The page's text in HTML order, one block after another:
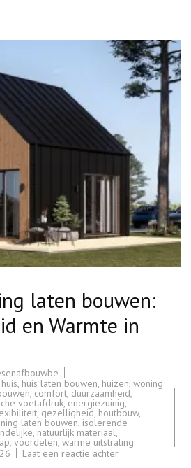
laten bouwen:
en Warmte in
huis, huis laten bouwen, huizen, woning
, comfort, duurzaamheid,
voetafdruk, energiezuinig,
, gezelligheid, houtbouw,
laten bouwen, isolerende
, natuurlijk materiaal,
, voordelen, warme uitstraling
Laat een reactie achterop